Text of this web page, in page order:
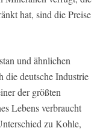
hat, sind die Preise
und ähnlichen
die deutsche Industrie
der größten
Lebens verbraucht
zu Kohle,